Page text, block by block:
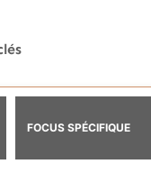
FOCUS SPÉCIFIQUE